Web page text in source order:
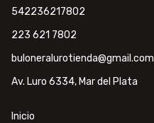
542236217802
223 621 7802
buloneralurotienda@gmail.com
Av. Luro 6334, Mar del Plata
Inicio